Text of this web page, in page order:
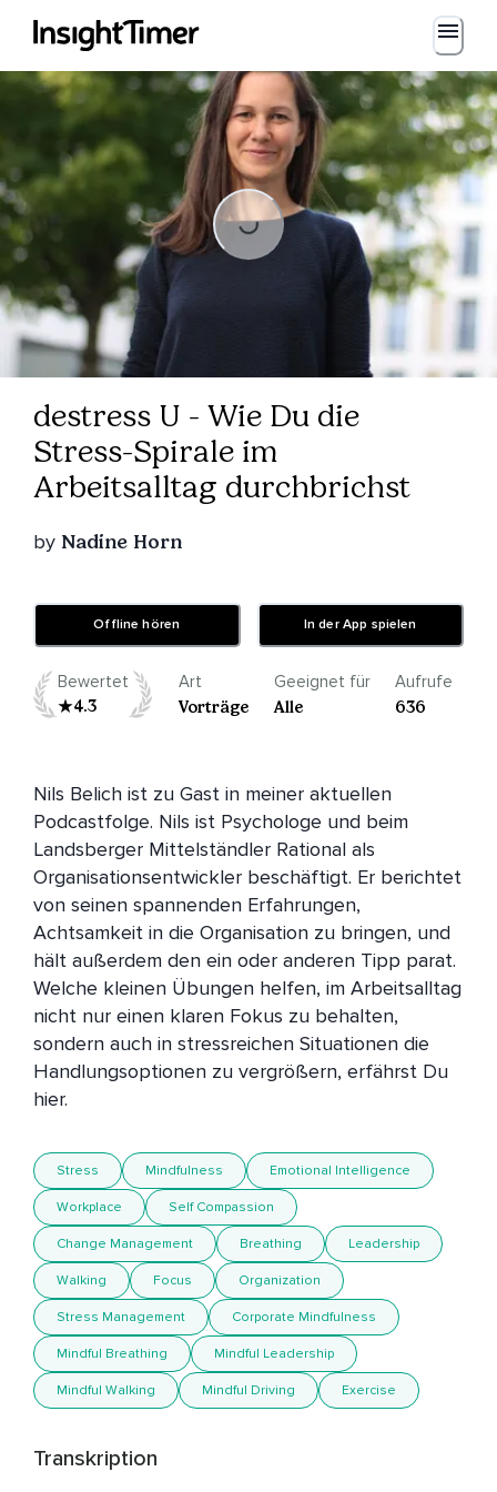
Loading...
Loading...
destress U - Wie Du die
Stress-Spirale im
Arbeitsalltag durchbrichst
by Nadine Horn
Offline hören In der App spielen
Bewertet
4.3
Art
Vorträge
Geeignet für
Alle
Aufrufe
636
Nils Belich ist zu Gast in meiner aktuellen
Podcastfolge. Nils ist Psychologe und beim
Landsberger Mittelständler Rational als
Organisationsentwickler beschäftigt. Er berichtet
von seinen spannenden Erfahrungen,
Achtsamkeit in die Organisation zu bringen, und
hält außerdem den ein oder anderen Tipp parat.
Welche kleinen Übungen helfen, im Arbeitsalltag
nicht nur einen klaren Fokus zu behalten,
sondern auch in stressreichen Situationen die
Handlungsoptionen zu vergrößern, erfährst Du
hier.
Stress Mindfulness Emotional Intelligence
Workplace Self Compassion
Change Management Breathing Leadership
Walking Focus Organization
Stress Management Corporate Mindfulness
Mindful Breathing Mindful Leadership
Mindful Walking Mindful Driving Exercise
Transkription